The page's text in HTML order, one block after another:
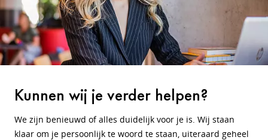
Kunnen wij je verder helpen?
We zijn benieuwd of alles duidelijk voor je is. Wij staan
klaar om je persoonlijk te woord te staan, uiteraard geheel